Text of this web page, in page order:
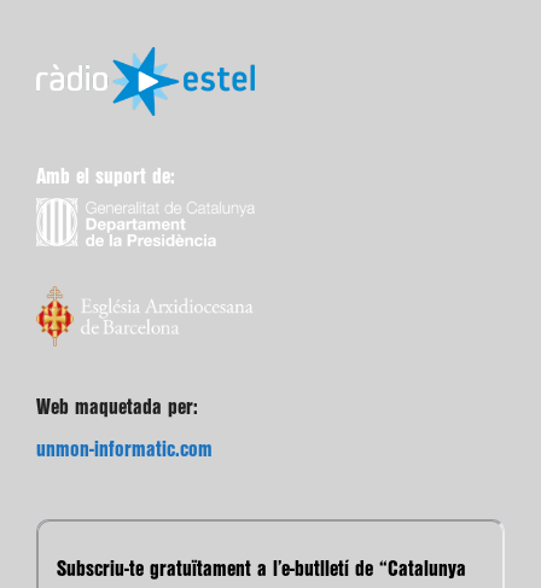
Amb el suport de:
Web maquetada per:
unmon-informatic.com
Subscriu-te gratuïtament a l’e-butlletí de “Catalunya